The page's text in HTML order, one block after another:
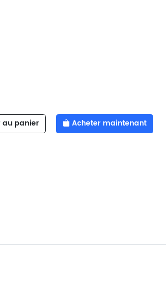
au panier Acheter maintenant